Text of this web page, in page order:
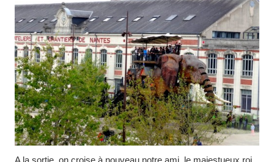
A la sortie, on croise à nouveau notre ami, le majestueux roi